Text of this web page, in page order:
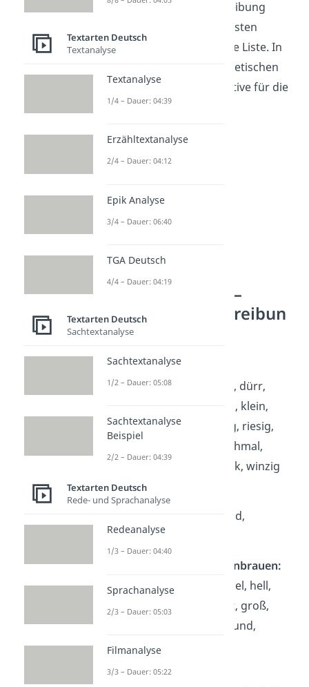
deine Personenbeschreibung
findest du in unserer ersten
beschreibende Adjektive Liste. In
unserer zweiten alphabetischen
Liste stehen gute Adjektive für die
Charakterisierung.
Beschreibende
Adjektive Liste –
Personenbeschreibun
g
Körper:
alt, attraktiv, dick, dünn, dürr,
feminin, fett, groß, jung, klein,
mager, maskulin, mollig, riesig,
schlank, schmächtig, schmal,
schwach, sportlich, stark, winzig
Gesicht:
blass, länglich, oval, rund,
sonnengebräunt, zart
Augen, Wimpern, Augenbrauen:
blau, braun, dicht, dunkel, hell,
hervorstehend, gezupft, groß,
klein, lang, leuchtend, rund,
schmal, schön, tief
Haare:
Textarten Deutsch
Textanalyse
Textanalyse
1/4 – Dauer: 04:39
Erzähltextanalyse
2/4 – Dauer: 04:12
Epik Analyse
3/4 – Dauer: 06:40
TGA Deutsch
4/4 – Dauer: 04:19
Textarten Deutsch
Sachtextanalyse
Sachtextanalyse
1/2 – Dauer: 05:08
Sachtextanalyse
Beispiel
2/2 – Dauer: 04:39
Textarten Deutsch
Rede- und Sprachanalyse
Redeanalyse
1/3 – Dauer: 04:40
Sprachanalyse
2/3 – Dauer: 05:03
Filmanalyse
3/3 – Dauer: 05:22